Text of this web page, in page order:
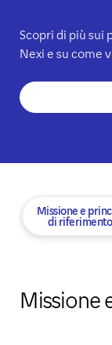
Scopri di più sui
Nexi e su come
Missione e
di riferimento
Missione